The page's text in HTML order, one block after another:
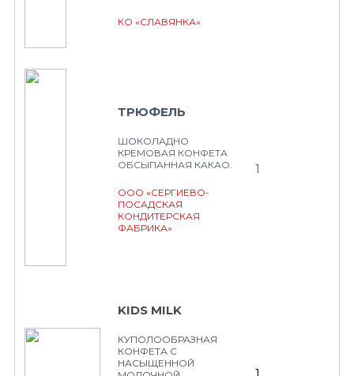
КО «СЛАВЯНКА»
ТРЮФЕЛЬ
ШОКОЛАДНО
КРЕМОВАЯ КОНФЕТА
ОБСЫПАННАЯ КАКАО.
ООО «СЕРГИЕВО-
ПОСАДСКАЯ
КОНДИТЕРСКАЯ
ФАБРИКА»
1
KIDS MILK
КУПОЛООБРАЗНАЯ
КОНФЕТА С
НАСЫЩЕННОЙ